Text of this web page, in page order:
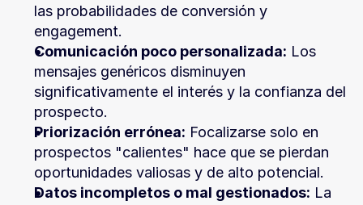
las probabilidades de conversión y
engagement.
Comunicación poco personalizada: Los
mensajes genéricos disminuyen
significativamente el interés y la confianza del
prospecto.
Priorización errónea: Focalizarse solo en
prospectos "calientes" hace que se pierdan
oportunidades valiosas y de alto potencial.
Datos incompletos o mal gestionados: La